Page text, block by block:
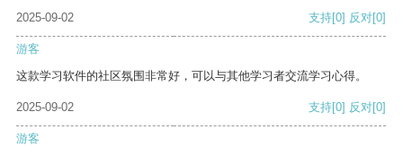
2025-09-02
支持[0] 反对[0]
游客
这款学习软件的社区氛围非常好，可以与其他学习者交流学习心得。
2025-09-02 支持[0] 反对[0]
游客